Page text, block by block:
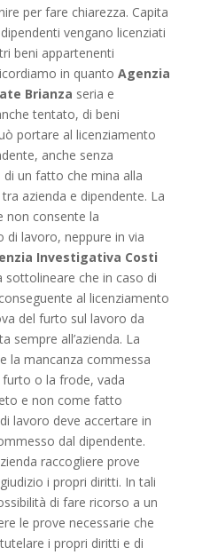
per fare chiarezza. Capita
vengano licenziati
beni appartenenti
in quanto Agenzia
Brianza seria e
tentato, di beni
portare al licenziamento
anche senza
un fatto che mina alla
azienda e dipendente. La
non consente la
di lavoro, neppure in via
Investigativa Costi
sottolineare che in caso di
al licenziamento
del furto sul lavoro da
sempre all’azienda. La
la mancanza commessa
furto o la frode, vada
e non come fatto
lavoro deve accertare in
dal dipendente.
raccogliere prove
i propri diritti. In tali
di fare ricorso a un
le prove necessarie che
i propri diritti e di